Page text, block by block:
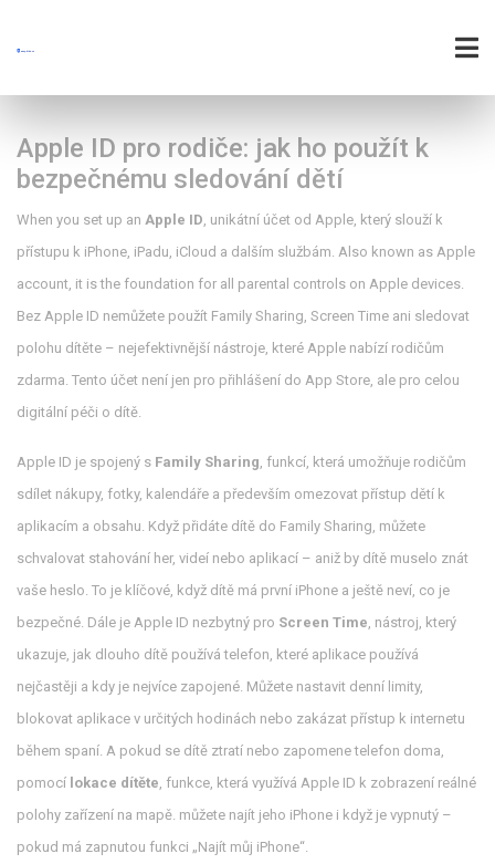
Apple ID pro rodiče: jak ho použít k
bezpečnému sledování dětí
When you set up an Apple ID, unikátní účet od Apple, který slouží k
přístupu k iPhone, iPadu, iCloud a dalším službám. Also known as Apple
account, it is the foundation for all parental controls on Apple devices.
Bez Apple ID nemůžete použít Family Sharing, Screen Time ani sledovat
polohu dítěte – nejefektivnější nástroje, které Apple nabízí rodičům
zdarma. Tento účet není jen pro přihlášení do App Store, ale pro celou
digitální péči o dítě.
Apple ID je spojený s Family Sharing, funkcí, která umožňuje rodičům
sdílet nákupy, fotky, kalendáře a především omezovat přístup dětí k
aplikacím a obsahu. Když přidáte dítě do Family Sharing, můžete
schvalovat stahování her, videí nebo aplikací – aniž by dítě muselo znát
vaše heslo. To je klíčové, když dítě má první iPhone a ještě neví, co je
bezpečné. Dále je Apple ID nezbytný pro Screen Time, nástroj, který
ukazuje, jak dlouho dítě používá telefon, které aplikace používá
nejčastěji a kdy je nejvíce zapojené. Můžete nastavit denní limity,
blokovat aplikace v určitých hodinách nebo zakázat přístup k internetu
během spaní. A pokud se dítě ztratí nebo zapomene telefon doma,
pomocí lokace dítěte, funkce, která využívá Apple ID k zobrazení reálné
polohy zařízení na mapě. můžete najít jeho iPhone i když je vypnutý –
pokud má zapnutou funkci „Najít můj iPhone“.